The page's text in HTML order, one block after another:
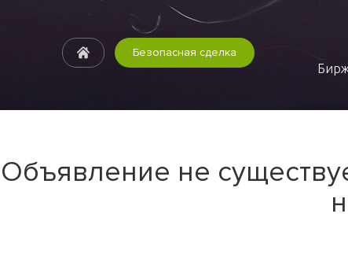
Безопасная сделка
Объявление не